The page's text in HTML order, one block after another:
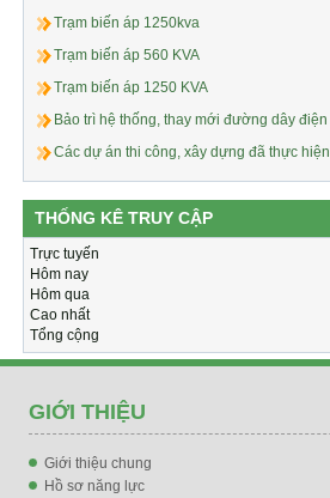
Trạm biến áp 1250kva
Trạm biến áp 560 KVA
Trạm biến áp 1250 KVA
Bảo trì hệ thống, thay mới đường dây điện
Các dự án thi công, xây dựng đã thực hiện
THỐNG KÊ TRUY CẬP
Trực tuyến
Hôm nay
Hôm qua
Cao nhất
Tổng cộng
GIỚI THIỆU
Giới thiệu chung
Hồ sơ năng lực